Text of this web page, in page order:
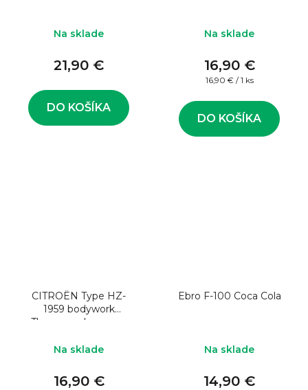
Na sklade
21,90 €
DO KOŠÍKA
Na sklade
16,90 €
Jednotková
16,90 € / 1 ks
DO KOŠÍKA
CITROËN Type HZ-
1959 bodywork
Thomson showcase
Na sklade
16,90 €
Ebro F-100 Coca Cola
Na sklade
14,90 €